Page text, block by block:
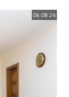
06.08.26